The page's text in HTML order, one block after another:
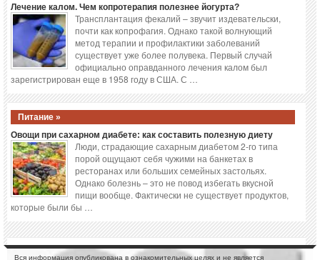
Лечение калом. Чем копротерапия полезнее йогурта?
Трансплантация фекалий – звучит издевательски,
почти как копрофагия. Однако такой волнующий
метод терапии и профилактики заболеваний
существует уже более полувека. Первый случай
официально оправданного лечения калом был
зарегистрирован еще в 1958 году в США. С …
Питание »
Овощи при сахарном диабете: как составить полезную диету
Люди, страдающие сахарным диабетом 2-го типа
порой ощущают себя чужими на банкетах в
ресторанах или больших семейных застольях.
Однако болезнь – это не повод избегать вкусной
пищи вообще. Фактически не существует продуктов,
которые были бы …
Вся информация опубликована в ознакомительных целях и не является